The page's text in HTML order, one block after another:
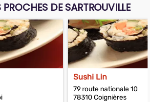
PROCHES DE SARTROUVILLE
Sushi Lin
79 route nationale 10
78310 Coignières